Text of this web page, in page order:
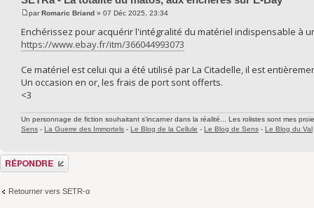
parRomaric Briand » 07 Déc 2025, 23:34
Enchérissez pour acquérir l'intégralité du matériel indispensable à
https://www.ebay.fr/itm/366044993073
Ce matériel est celui qui a été utilisé par La Citadelle, il est
Un occasion en or, les frais de port sont offerts.
<3
Un personnage de fiction souhaitant s'incarner dans la réalité... Les rolistes sont mes
Sens - La Guerre des Immortels - Le Blog de la Cellule - Le Blog de Sens - Le Blog du Val
Répondre
Retourner vers SETR-α